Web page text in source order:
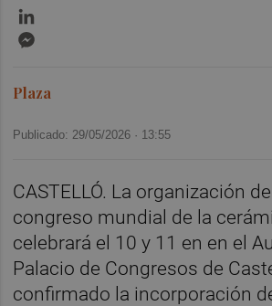
Plaza
Publicado: 29/05/2026 · 13:55
CASTELLÓ. La organización de
congreso mundial de la
celebrará el 10 y 11 en en el
Palacio de Congresos de
confirmado la incorporación